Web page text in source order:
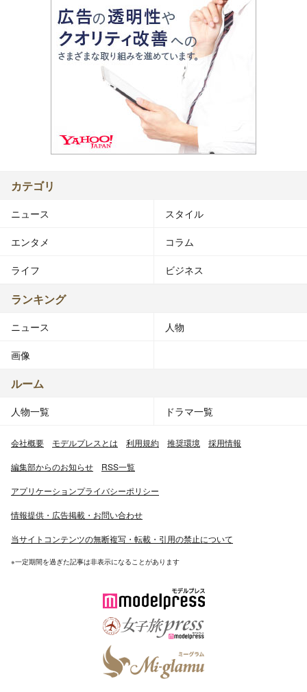
カテゴリ
ニュース スタイル
エンタメ コラム
ライフ ビジネス
ランキング
ニュース 人物
画像
ルーム
人物一覧 ドラマ一覧
会社概要 モデルプレスとは 利用規約 推奨環境 採用情報
編集部からのお知らせ RSS一覧
アプリケーションプライバシーポリシー
情報提供・広告掲載・お問い合わせ
当サイトコンテンツの無断複写・転載・引用の禁止について
※一定期間を過ぎた記事は非表示になることがあります